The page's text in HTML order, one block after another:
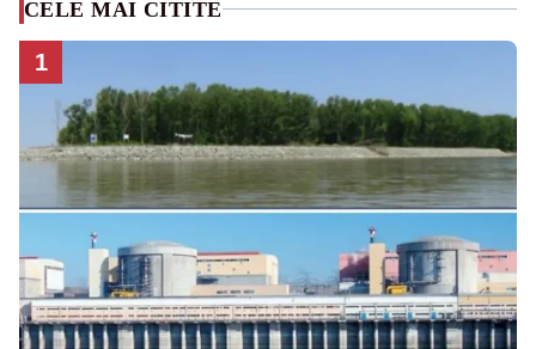
CELE MAI CITITE
1